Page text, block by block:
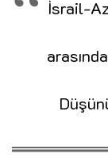
İsrail-